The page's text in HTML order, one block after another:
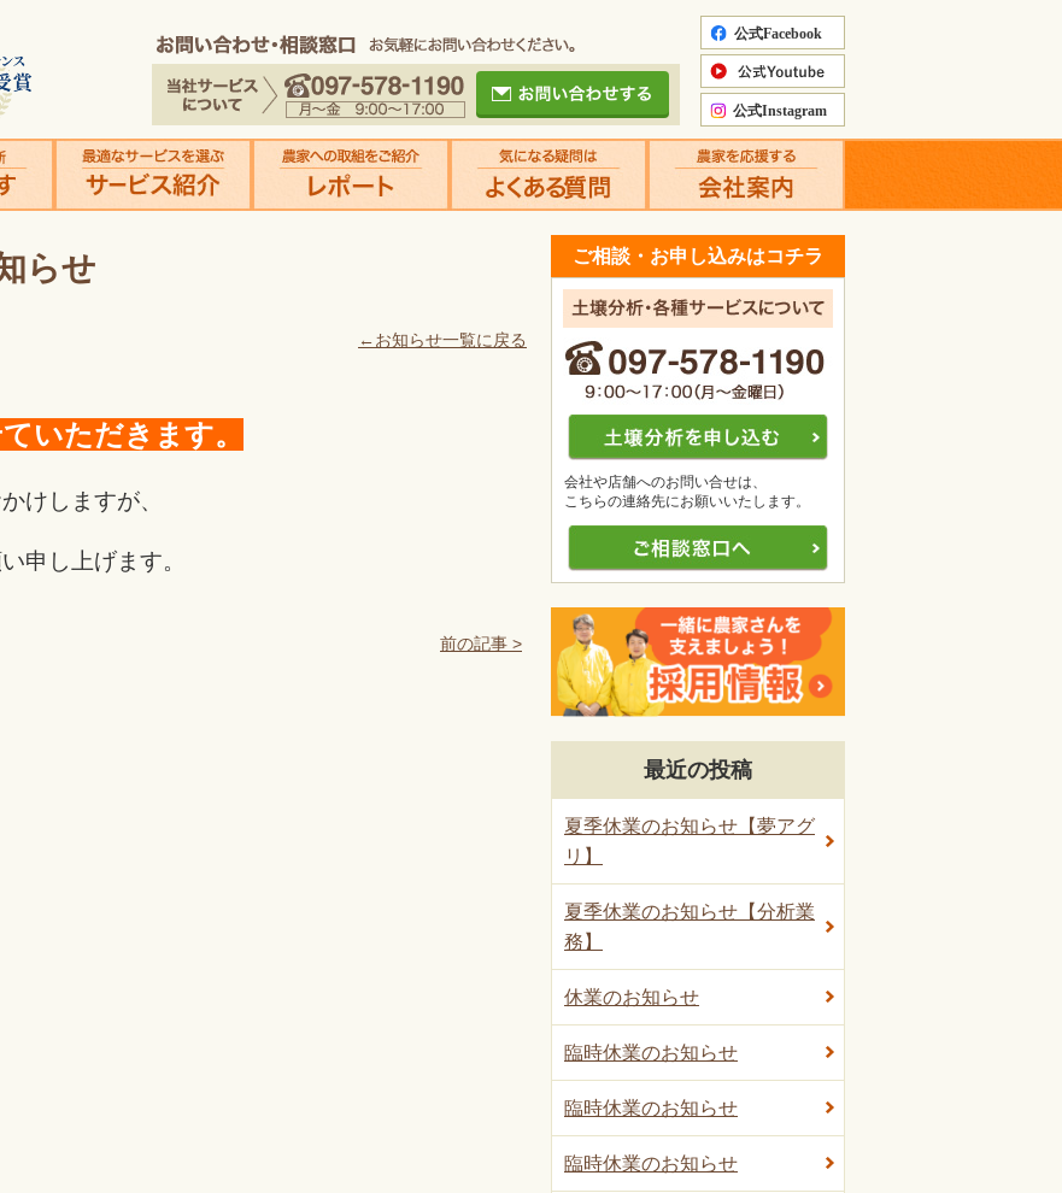
らせ
←お知らせ一覧に戻る
いただきます。
けしますが、
申し上げます。
前の記事 >
ご相談・お申し込みはコチラ
会社や店舗へのお問い合せは、
こちらの連絡先にお願いいたします。
最近の投稿
夏季休業のお知らせ【夢アグ
リ】
夏季休業のお知らせ【分析業
務】
休業のお知らせ
臨時休業のお知らせ
臨時休業のお知らせ
臨時休業のお知らせ